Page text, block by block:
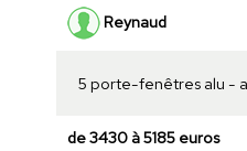
Reynaud
5 porte-fenêtres alu -
de 3430 à 5185 euros